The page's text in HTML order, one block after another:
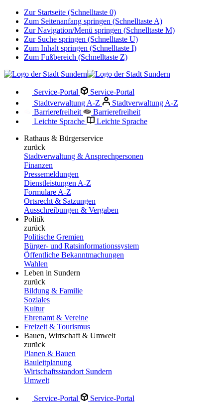
Zur Startseite (Schnelltaste 0)
Zum Seitenanfang springen (Schnelltaste A)
Zur Navigation/Menü springen (Schnelltaste M)
Zur Suche springen (Schnelltaste U)
Zum Inhalt springen (Schnelltaste I)
Zum Fußbereich (Schnelltaste Z)
Service-Portal
Service-Portal
Stadtverwaltung A-Z
Stadtverwaltung A-Z
Barrierefreiheit
Barrierefreiheit
Leichte Sprache
Leichte Sprache
Rathaus & Bürgerservice
zurück
Stadtverwaltung & Ansprechpersonen
Finanzen
Pressemeldungen
Dienstleistungen A-Z
Formulare A-Z
Ortsrecht & Satzungen
Ausschreibungen & Vergaben
Politik
zurück
Politische Gremien
Bürger- und Ratsinformationssystem
Öffentliche Bekanntmachungen
Wahlen
Leben in Sundern
zurück
Bildung & Familie
Soziales
Kultur
Ehrenamt & Vereine
Freizeit & Tourismus
Bauen, Wirtschaft & Umwelt
zurück
Planen & Bauen
Bauleitplanung
Wirtschaftsstandort Sundern
Umwelt
Service-Portal
Service-Portal